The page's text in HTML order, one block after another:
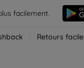
facilement.
Retours